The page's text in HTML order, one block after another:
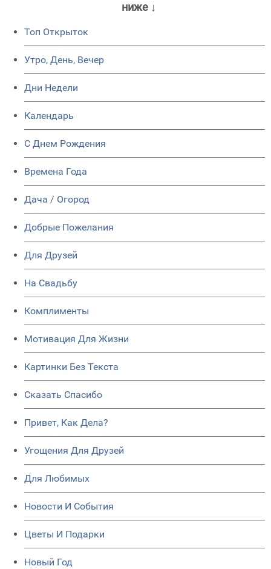
ниже ↓
Топ Открыток
Утро, День, Вечер
Дни Недели
Календарь
C Днем Рождения
Времена Года
Дача / Огород
Добрые Пожелания
Для Друзей
На Свадьбу
Комплименты
Мотивация Для Жизни
Картинки Без Текста
Сказать Спасибо
Привет, Как Дела?
Угощения Для Друзей
Для Любимых
Новости И События
Цветы И Подарки
Новый Год